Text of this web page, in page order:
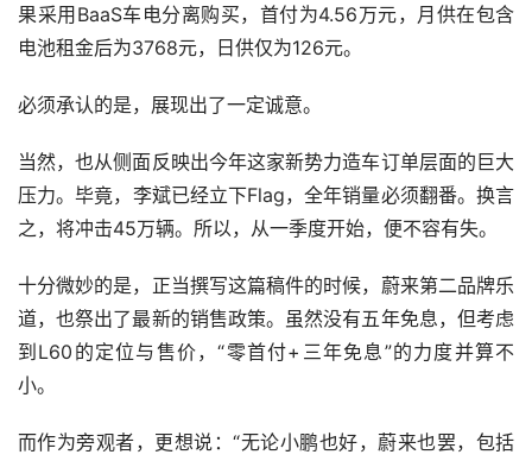
果采用BaaS车电分离购买，首付为4.56万元，月供在包含
电池租金后为3768元，日供仅为126元。
必须承认的是，展现出了一定诚意。
当然，也从侧面反映出今年这家新势力造车订单层面的巨大
压力。毕竟，李斌已经立下Flag，全年销量必须翻番。换言
之，将冲击45万辆。所以，从一季度开始，便不容有失。
十分微妙的是，正当撰写这篇稿件的时候，蔚来第二品牌乐
道，也祭出了最新的销售政策。虽然没有五年免息，但考虑
到L60的定位与售价，“零首付+三年免息”的力度并算不
小。
而作为旁观者，更想说：“无论小鹏也好，蔚来也罢，包括